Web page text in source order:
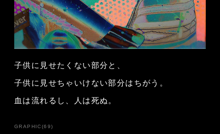
子供に見せたくない部分と、
子供に見せちゃいけない部分はちがう。
血は流れるし、人は死ぬ。
GRAPHIC(69)